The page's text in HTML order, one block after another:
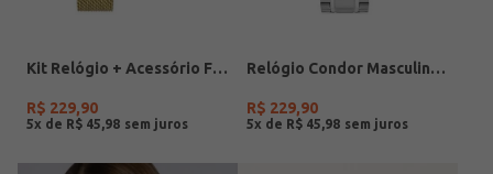
Kit Relógio + Acessório Feminino DOURADO
R$ 229,90
5x de R$ 45 98
Relógio Condor Masculino PRATA
R$ 229,90
5x de R$ 45 98